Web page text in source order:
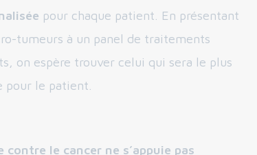
pour chaque patient. En présentant
tumeurs à un panel de traitements
on espère trouver celui qui sera le plus
pour le patient.
contre le cancer ne s’appuie pas